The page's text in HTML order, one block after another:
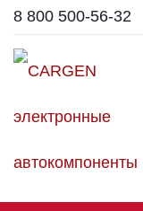
8 800 500-56-32